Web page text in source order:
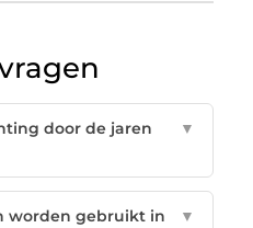
door de jaren
▼
worden gebruikt in
▼